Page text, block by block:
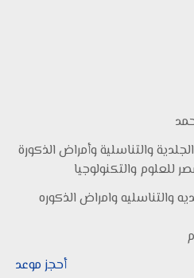
والتناسلية وأمراض الذكورة
للعلوم والتكنولوجيا
والتناسليه وامراض الذكوره
أحجز موعد